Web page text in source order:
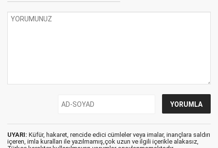
UYARI: Küfür, hakaret, rencide edici cümleler veya imalar, inançlara saldırı
içeren, imla kuralları ile yazılmamış,çok uzun ve ilgili içerikle alakasız,